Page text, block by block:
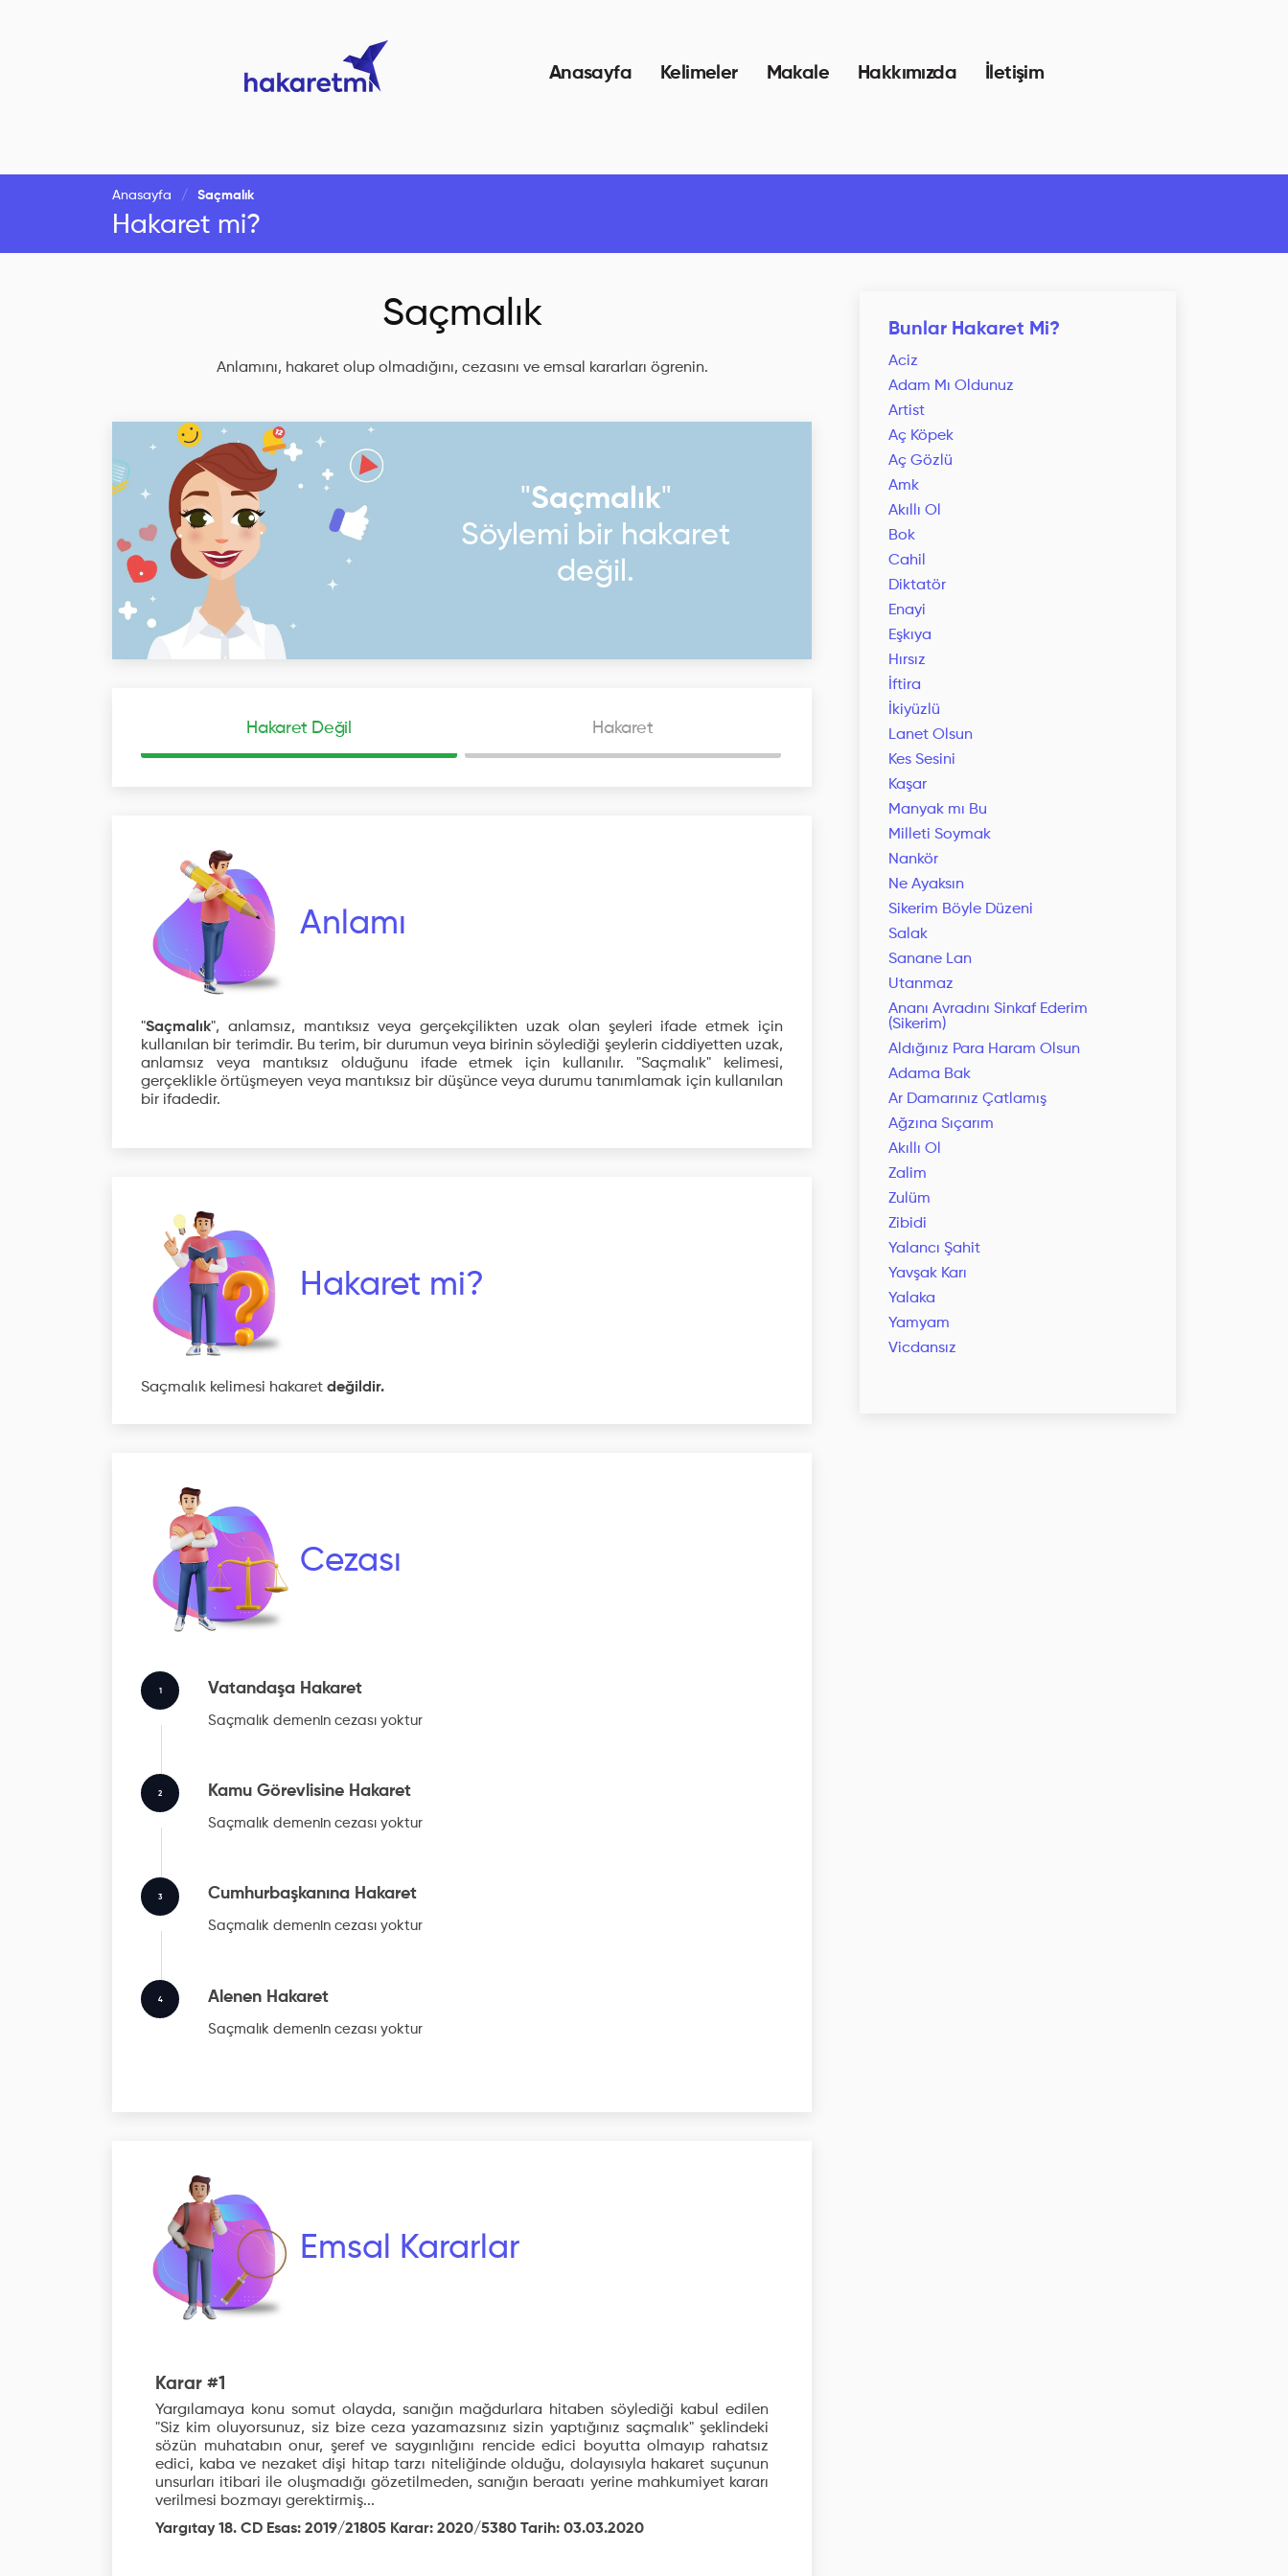
Anasayfa Kelimeler Makale Hakkımızda İletişim
Anasayfa Saçmalık
Hakaret mi?
Saçmalık
Anlamını, hakaret olup olmadığını, cezasını ve emsal kararları ögrenin.
"Saçmalık"
Söylemi bir hakaret
değil.
Hakaret Değil Hakaret
Anlamı
"Saçmalık", anlamsız, mantıksız veya gerçekçilikten uzak olan şeyleri ifade etmek için
kullanılan bir terimdir. Bu terim, bir durumun veya birinin söylediği şeylerin ciddiyetten uzak,
anlamsız veya mantıksız olduğunu ifade etmek için kullanılır. "Saçmalık" kelimesi,
gerçeklikle örtüşmeyen veya mantıksız bir düşünce veya durumu tanımlamak için kullanılan
bir ifadedir.
Hakaret mi?
Saçmalık kelimesi hakaret değildir.
Cezası
1 Vatandaşa Hakaret
Saçmalık demenin cezası yoktur
2 Kamu Görevlisine Hakaret
Saçmalık demenin cezası yoktur
3 Cumhurbaşkanına Hakaret
Saçmalık demenin cezası yoktur
4 Alenen Hakaret
Saçmalık demenin cezası yoktur
Emsal Kararlar
Karar #1
Yargılamaya konu somut olayda, sanığın mağdurlara hitaben söylediği kabul edilen
"Siz kim oluyorsunuz, siz bize ceza yazamazsınız sizin yaptığınız saçmalık" şeklindeki
sözün muhatabın onur, şeref ve saygınlığını rencide edici boyutta olmayıp rahatsız
edici, kaba ve nezaket dişi hitap tarzı niteliğinde olduğu, dolayısıyla hakaret suçunun
unsurları itibari ile oluşmadığı gözetilmeden, sanığın beraatı yerine mahkumiyet kararı
verilmesi bozmayı gerektirmiş...
Yargıtay 18. CD Esas: 2019/21805 Karar: 2020/5380 Tarih: 03.03.2020
Bunlar Hakaret Mi?
Aciz
Adam Mı Oldunuz
Artist
Aç Köpek
Aç Gözlü
Amk
Akıllı Ol
Bok
Cahil
Diktatör
Enayi
Eşkıya
Hırsız
İftira
İkiyüzlü
Lanet Olsun
Kes Sesini
Kaşar
Manyak mı Bu
Milleti Soymak
Nankör
Ne Ayaksın
Sikerim Böyle Düzeni
Salak
Sanane Lan
Utanmaz
Ananı Avradını Sinkaf Ederim
(Sikerim)
Aldığınız Para Haram Olsun
Adama Bak
Ar Damarınız Çatlamış
Ağzına Sıçarım
Akıllı Ol
Zalim
Zulüm
Zibidi
Yalancı Şahit
Yavşak Karı
Yalaka
Yamyam
Vicdansız